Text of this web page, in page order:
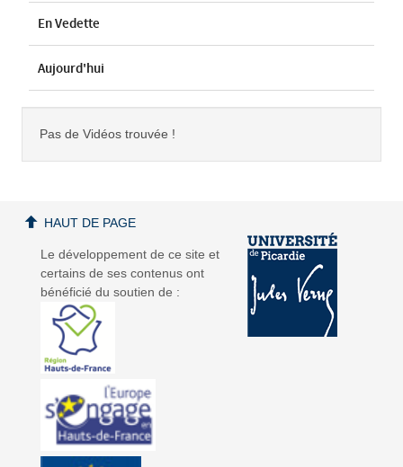
En Vedette
Aujourd'hui
Pas de Vidéos trouvée !
Le développement de ce site et
certains de ses contenus ont
bénéficié du soutien de :
HAUT DE PAGE